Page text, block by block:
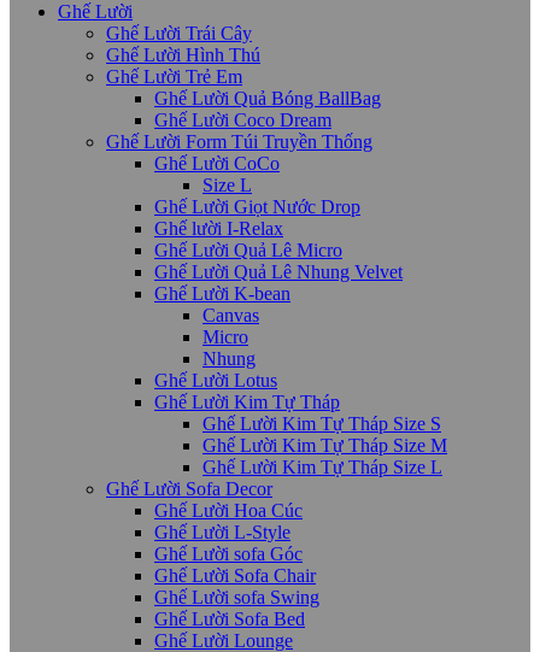
Ghế Lười
Ghế Lười Trái Cây
Ghế Lười Hình Thú
Ghế Lười Trẻ Em
Ghế Lười Quả Bóng BallBag
Ghế Lười Coco Dream
Ghế Lười Form Túi Truyền Thống
Ghế Lười CoCo
Size L
Ghế Lười Giọt Nước Drop
Ghế lười I-Relax
Ghế Lười Quả Lê Micro
Ghế Lười Quả Lê Nhung Velvet
Ghế Lười K-bean
Canvas
Micro
Nhung
Ghế Lười Lotus
Ghế Lười Kim Tự Tháp
Ghế Lười Kim Tự Tháp Size S
Ghế Lười Kim Tự Tháp Size M
Ghế Lười Kim Tự Tháp Size L
Ghế Lười Sofa Decor
Ghế Lười Hoa Cúc
Ghế Lười L-Style
Ghế Lười sofa Góc
Ghế Lười Sofa Chair
Ghế Lười sofa Swing
Ghế Lười Sofa Bed
Ghế Lười Lounge